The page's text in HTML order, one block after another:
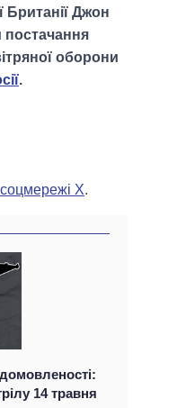
Британії Джон
постачання
оборони
.
X.
14 травня